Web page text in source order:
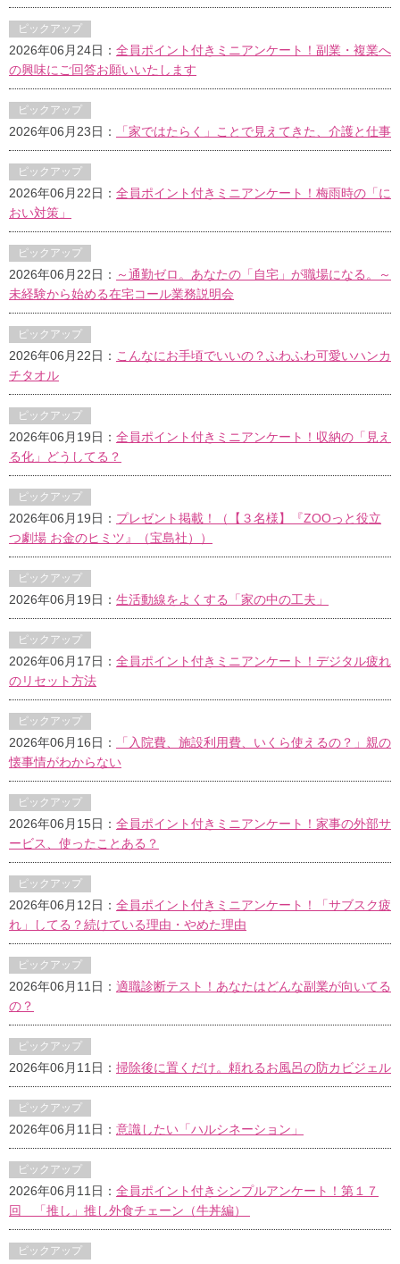
ピックアップ
2026年06月24日： 全員ポイント付きミニアンケート！副業・複業へ
の興味にご回答お願いいたします
ピックアップ
2026年06月23日： 「家ではたらく」ことで見えてきた、介護と仕事
ピックアップ
2026年06月22日： 全員ポイント付きミニアンケート！梅雨時の「に
おい対策」
ピックアップ
2026年06月22日： ～通勤ゼロ。あなたの「自宅」が職場になる。～
未経験から始める在宅コール業務説明会
ピックアップ
2026年06月22日： こんなにお手頃でいいの？ふわふわ可愛いハンカ
チタオル
ピックアップ
2026年06月19日： 全員ポイント付きミニアンケート！収納の「見え
る化」どうしてる？
ピックアップ
2026年06月19日： プレゼント掲載！（【３名様】『ZOOっと役立
つ劇場 お金のヒミツ』（宝島社））
ピックアップ
2026年06月19日： 生活動線をよくする「家の中の工夫」
ピックアップ
2026年06月17日： 全員ポイント付きミニアンケート！デジタル疲れ
のリセット方法
ピックアップ
2026年06月16日：
「入院費、施設利用費、いくら使えるの？」親の
懐事情がわからない
ピックアップ
2026年06月15日： 全員ポイント付きミニアンケート！家事の外部サ
ービス、使ったことある？
ピックアップ
2026年06月12日： 全員ポイント付きミニアンケート！「サブスク疲
れ」してる？続けている理由・やめた理由
ピックアップ
2026年06月11日： 適職診断テスト！あなたはどんな副業が向いてる
の？
ピックアップ
2026年06月11日： 掃除後に置くだけ。頼れるお風呂の防カビジェル
ピックアップ
2026年06月11日： 意識したい「ハルシネーション」
ピックアップ
2026年06月11日： 全員ポイント付きシンプルアンケート！第１７
回 「推し」推し外食チェーン（牛丼編）
ピックアップ